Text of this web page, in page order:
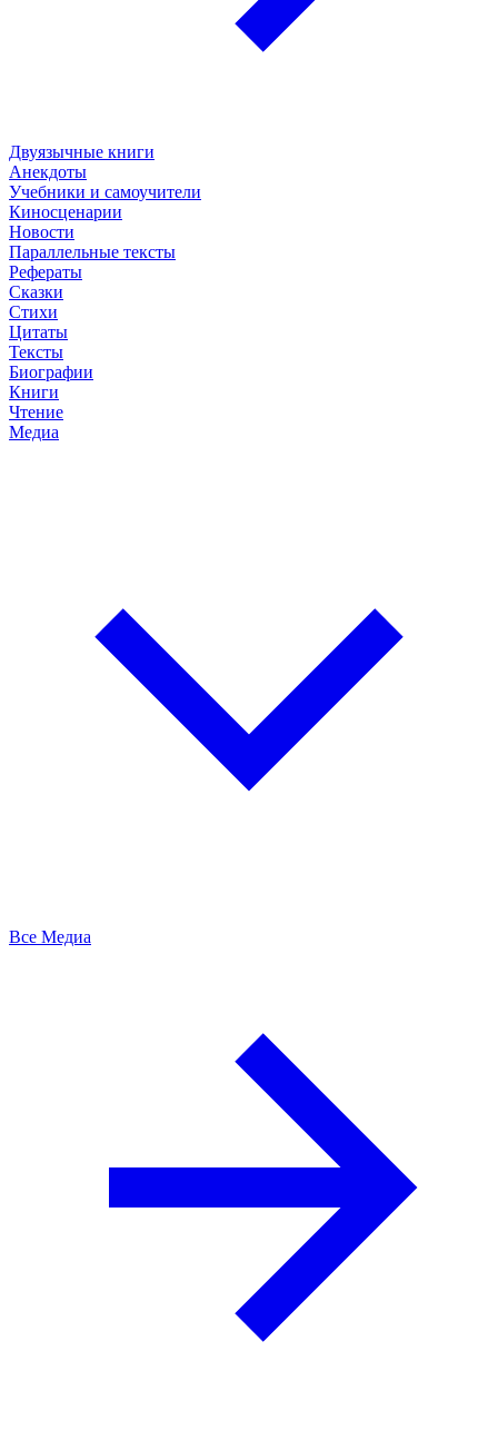
Двуязычные книги
Анекдоты
Учебники и самоучители
Киносценарии
Новости
Параллельные тексты
Рефераты
Сказки
Стихи
Цитаты
Тексты
Биографии
Книги
Чтение
Медиа
Все Медиа